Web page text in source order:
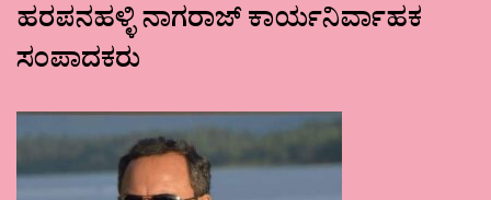
ಹರಪನಹಳ್ಳಿ ನಾಗರಾಜ್ ಕಾರ್ಯನಿರ್ವಾಹಕ
ಸಂಪಾದಕರು